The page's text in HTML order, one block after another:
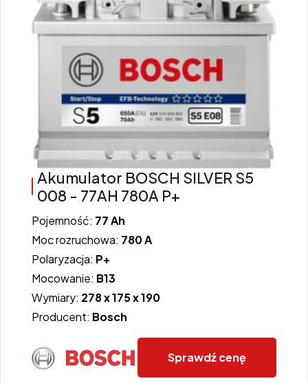
Akumulator BOSCH SILVER S5
008 - 77AH 780A P+
Pojemność: 77 Ah
Moc rozruchowa: 780 A
Polaryzacja: P+
Mocowanie: B13
Wymiary: 278 x 175 x 190
Producent: Bosch
Sprawdź cenę